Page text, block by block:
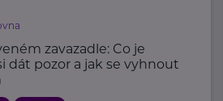
zavazadle: Co je
dát pozor a jak se vyhnout